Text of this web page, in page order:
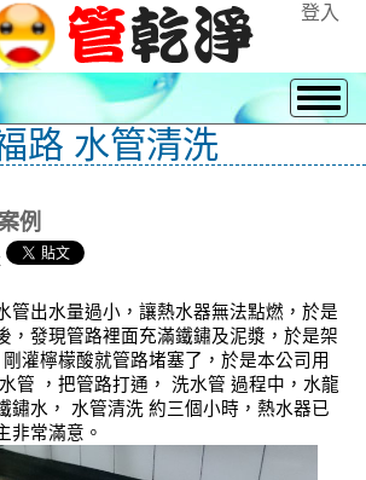
登入
路 水管清洗
例
管出水量過小，讓熱水器無法點燃，於是
，發現管路裡面充滿鐵鏽及泥漿，於是架
灌檸檬酸就管路堵塞了，於是本公司用
管 ，把管路打通， 洗水管 過程中，水龍
鏽水， 水管清洗 約三個小時，熱水器已
非常滿意。